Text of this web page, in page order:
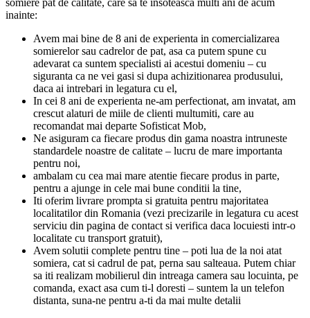
somiere pat de calitate, care sa te insoteasca multi ani de acum
inainte:
Avem mai bine de 8 ani de experienta in comercializarea
somierelor sau cadrelor de pat, asa ca putem spune cu
adevarat ca suntem specialisti ai acestui domeniu – cu
siguranta ca ne vei gasi si dupa achizitionarea produsului,
daca ai intrebari in legatura cu el,
In cei 8 ani de experienta ne-am perfectionat, am invatat, am
crescut alaturi de miile de clienti multumiti, care au
recomandat mai departe Sofisticat Mob,
Ne asiguram ca fiecare produs din gama noastra intruneste
standardele noastre de calitate – lucru de mare importanta
pentru noi,
ambalam cu cea mai mare atentie fiecare produs in parte,
pentru a ajunge in cele mai bune conditii la tine,
Iti oferim livrare prompta si gratuita pentru majoritatea
localitatilor din Romania (vezi precizarile in legatura cu acest
serviciu din pagina de contact si verifica daca locuiesti intr-o
localitate cu transport gratuit),
Avem solutii complete pentru tine – poti lua de la noi atat
somiera, cat si cadrul de pat, perna sau salteaua. Putem chiar
sa iti realizam mobilierul din intreaga camera sau locuinta, pe
comanda, exact asa cum ti-l doresti – suntem la un telefon
distanta, suna-ne pentru a-ti da mai multe detalii